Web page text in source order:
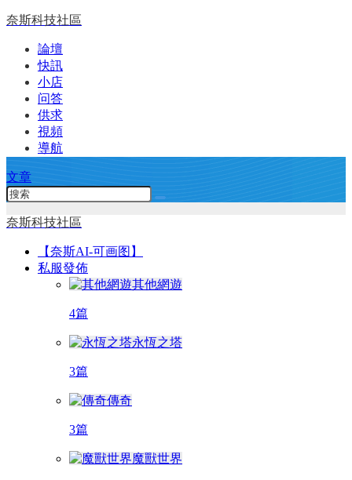
奈斯科技社區
論壇
快訊
小店
问答
供求
視頻
導航
文章
奈斯科技社區
【奈斯AI-可画图】
私服發佈
其他網遊
4篇
永恆之塔
3篇
傳奇
3篇
魔獸世界